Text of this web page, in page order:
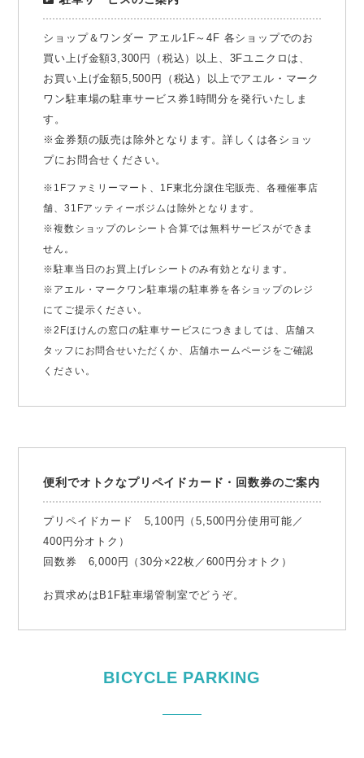
ショップ＆ワンダー アエル1F～4F 各ショップでのお
買い上げ金額3,300円（税込）以上、3Fユニクロは、
お買い上げ金額5,500円（税込）以上でアエル・マーク
ワン駐車場の駐車サービス券1時間分を発行いたしま
す。
※金券類の販売は除外となります。詳しくは各ショッ
プにお問合せください。
※1Fファミリーマート、1F東北分譲住宅販売、各種催事店
舗、31Fアッティーボジムは除外となります。
※複数ショップのレシート合算では無料サービスができま
せん。
※駐車当日のお買上げレシートのみ有効となります。
※アエル・マークワン駐車場の駐車券を各ショップのレジ
にてご提示ください。
※2Fほけんの窓口の駐車サービスにつきましては、店舗ス
タッフにお問合せいただくか、店舗ホームページをご確認
ください。
便利でオトクなプリペイドカード・回数券のご案内
プリペイドカード 5,100円（5,500円分使用可能／
400円分オトク）
回数券 6,000円（30分×22枚／600円分オトク）
お買求めはB1F駐車場管制室でどうぞ。
BICYCLE PARKING